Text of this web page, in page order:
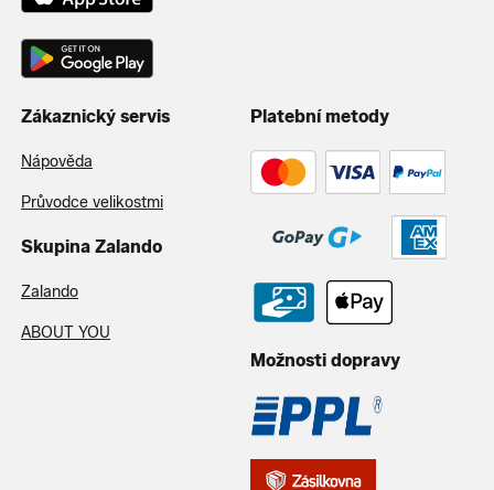
Zákaznický servis
Nápověda
Průvodce velikostmi
Skupina Zalando
Zalando
ABOUT YOU
Platební metody
Možnosti dopravy